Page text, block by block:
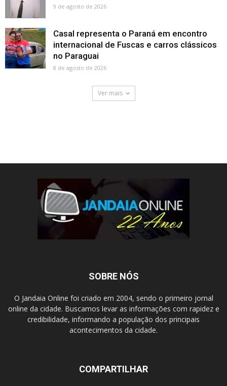
9 de agosto de 2026
Casal representa o Paraná em encontro
internacional de Fuscas e carros clássicos
no Paraguai
8 de agosto de 2026
Ver mais
SOBRE NÓS
O Jandaia Online foi criado em 2004, sendo o primeiro jornal
online da cidade. Buscamos levar as informações com rapidez e
credibilidade, informando a população dos principais
acontecimentos da cidade.
COMPARTILHAR